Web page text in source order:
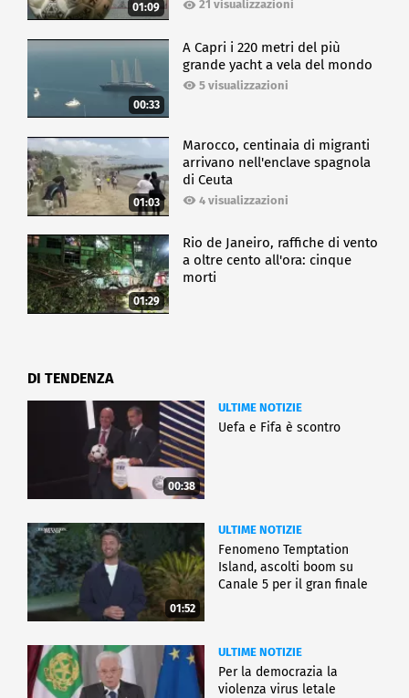
01:09 21 visualizzazioni
00:33
A Capri i 220 metri del più
grande yacht a vela del mondo
5 visualizzazioni
01:03
Marocco, centinaia di migranti
arrivano nell'enclave spagnola
di Ceuta
4 visualizzazioni
01:29
Rio de Janeiro, raffiche di vento
a oltre cento all'ora: cinque
morti
DI TENDENZA
00:38
ULTIME NOTIZIE
Uefa e Fifa è scontro
01:52
ULTIME NOTIZIE
Fenomeno Temptation
Island, ascolti boom su
Canale 5 per il gran finale
ULTIME NOTIZIE
Per la democrazia la
violenza virus letale